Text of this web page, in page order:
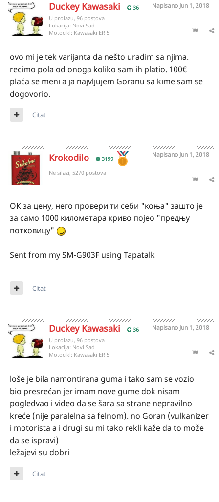
Duckey Kawasaki 36 Napisano Jun 1, 2018
U prolazu, 96 postova
Lokacija: Novi Sad
Motocikl: Kawasaki ER 5
ovo mi je tek varijanta da nešto uradim sa njima.
recimo pola od onoga koliko sam ih platio. 100€
plaća se meni a ja najvljujem Goranu sa kime sam se
dogovorio.
Citat
Krokodilo 3199
Napisano Jun 1, 2018
Ne silazi, 5270 postova
ОК за цену, него провери ти себи "коња" зашто је
за само 1000 километара криво појео "предњу
потковицу"
Sent from my SM-G903F using Tapatalk
Citat
Duckey Kawasaki 36 Napisano Jun 1, 2018
U prolazu, 96 postova
Lokacija: Novi Sad
Motocikl: Kawasaki ER 5
loše je bila namontirana guma i tako sam se vozio i
bio presrećan jer imam nove gume dok nisam
pogledvao i video da se šara sa strane nepravilno
kreće (nije paralelna sa felnom). no Goran (vulkanizer
i motorista a i drugi su mi tako rekli kaže da to može
da se ispravi)
ležajevi su dobri
Citat